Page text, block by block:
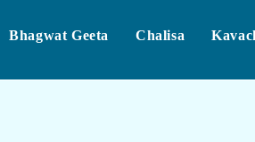
Bhagwat Geeta Chalisa